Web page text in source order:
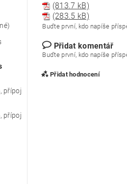
přípoj
přípoj
(813.7 kB)
(283.5 kB)
Buďte první, kdo napíše
Přidat komentář
Buďte první, kdo napíše
Přidat hodnocení